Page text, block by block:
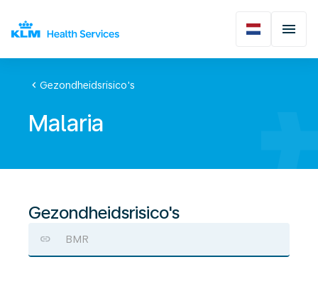
chevron_left Gezondheidsrisico's
Malaria
Gezondheidsrisico's
BMR
Malaria